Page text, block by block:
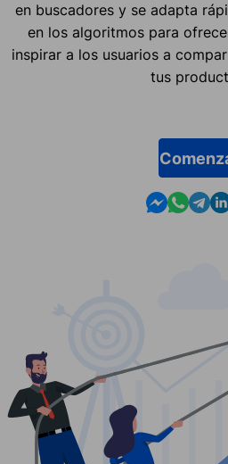
en buscadores y se adapta
en los algoritmos para
inspirar a los usuarios a
tus
Contact us
Contact